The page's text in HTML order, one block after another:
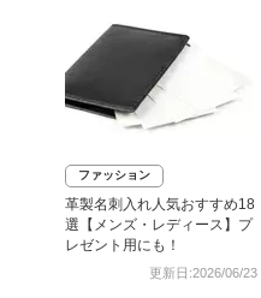
ファッション
革製名刺入れ人気おすすめ18
選【メンズ・レディース】プ
レゼント用にも！
更新日:2026/06/23